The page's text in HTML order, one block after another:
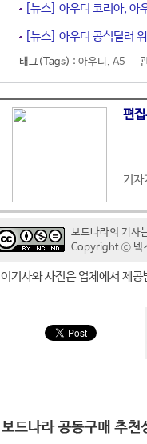
[뉴스] 아우디 코리아, 아
[뉴스] 아우디 공식딜러
태그(Tags) : 아우디 , A5
편
기자
보드나라의 기사
Copyright ⓒ 넥
이기사와 사진은 업체에서 제